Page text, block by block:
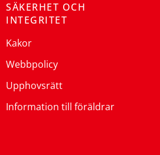
SÄKERHET OCH
INTEGRITET
Kakor
Webbpolicy
Upphovsrätt
Information till föräldrar